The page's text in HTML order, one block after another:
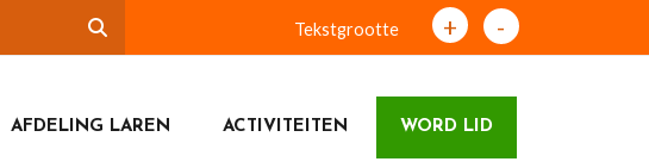
Tekstgrootte + -
AFDELING LAREN ACTIVITEITEN WORD LID